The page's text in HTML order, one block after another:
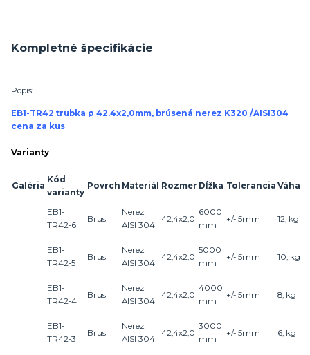
Kompletné špecifikácie
Popis:
EB1-TR42 trubka ø 42.4x2,0mm, brúsená nerez K320 /AISI304
cena za kus
Varianty
Galéria
Kód
varianty
Povrch Materiál Rozmer Dĺžka Tolerancia Váha
EB1-
TR42-6
Brus
Nerez
AISI 304
42,4x2,0
6000
mm
+/- 5mm 12, kg
EB1-
TR42-5
Brus
Nerez
AISI 304
42,4x2,0
5000
mm
+/- 5mm 10, kg
EB1-
TR42-4
Brus
Nerez
AISI 304
42,4x2,0
4000
mm
+/- 5mm 8, kg
EB1-
TR42-3
Brus
Nerez
AISI 304
42,4x2,0
3000
mm
+/- 5mm 6, kg